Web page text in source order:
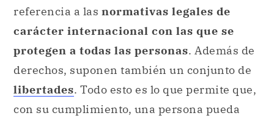
referencia a las normativas legales de
carácter internacional con las que se
protegen a todas las personas. Además de
derechos, suponen también un conjunto de
libertades. Todo esto es lo que permite que,
con su cumplimiento, una persona pueda